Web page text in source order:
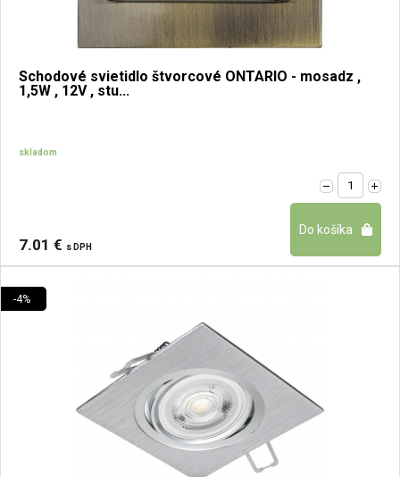
Schodové svietidlo štvorcové ONTARIO - mosadz ,
1,5W , 12V , stu...
skladom
7.01 € s DPH
-4%